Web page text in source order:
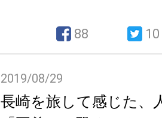
88 10
2019/08/29
長崎を旅して感じた、